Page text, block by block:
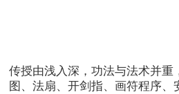
传授由浅入深，功法与法术并重
图、法扇、开剑指、画符程序、